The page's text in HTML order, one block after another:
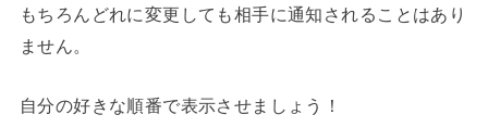
もちろんどれに変更しても相手に通知されることはあり
ません。
自分の好きな順番で表示させましょう！